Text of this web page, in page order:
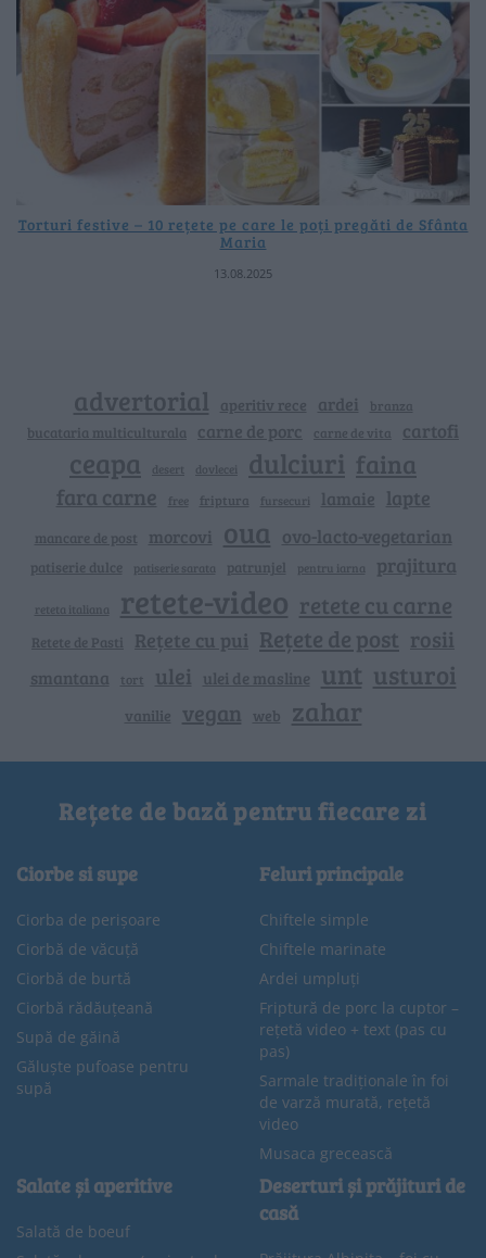
Torturi festive – 10 rețete pe care le poți pregăti de Sfânta
Maria
13.08.2025
advertorial aperitiv rece ardei branza
bucataria multiculturala carne de porc carne de vita cartofi
ceapa desert dovlecei dulciuri faina
fara carne free friptura fursecuri lamaie lapte
mancare de post morcovi oua ovo-lacto-vegetarian
patiserie dulce patiserie sarata patrunjel pentru iarna prajitura
reteta italiana retete-video retete cu carne
Retete de Pasti Rețete cu pui Rețete de post rosii
smantana tort ulei ulei de masline unt usturoi
vanilie vegan web zahar
Rețete de bază pentru fiecare zi
Ciorbe si supe
Ciorba de perișoare
Ciorbă de văcuță
Ciorbă de burtă
Ciorbă rădăuțeană
Supă de găină
Găluște pufoase pentru
supă
Feluri principale
Chiftele simple
Chiftele marinate
Ardei umpluți
Friptură de porc la cuptor –
rețetă video + text (pas cu
pas)
Sarmale tradiționale în foi
de varză murată, rețetă
video
Musaca grecească
Salate și aperitive
Salată de boeuf
Deserturi și prăjituri de
casă